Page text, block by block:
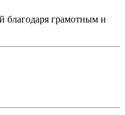
благодаря грамотным и